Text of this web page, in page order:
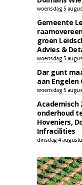
woensdag 5
Gemeente
groen
Advies &
woensdag 5
Dar gunt
aan Engelen
woensdag 5
Academisch
onderhoud
Hoveniers,
Infracilities
dinsdag 4